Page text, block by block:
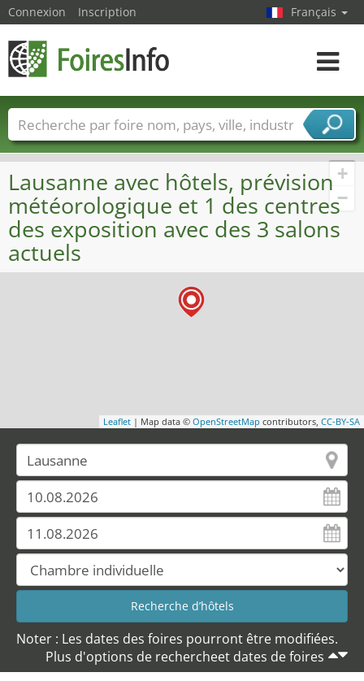
+
−
Leaflet | Map data © OpenStreetMap contributors, CC-BY-SA
Lausanne avec hôtels, prévision
météorologique et 1 des centres
des exposition avec des 3 salons
actuels
Noter : Les dates des foires pourront être modifiées.
Plus d'options de rechercheet dates de foires
Connexion Inscription Français
Toggle
Foire noms Pays Villes
Secteurs de foire
Secteurs du fournisseur de services